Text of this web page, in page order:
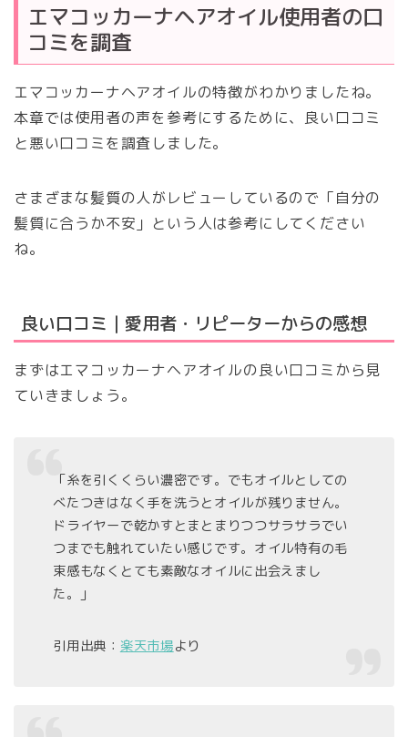
エマコッカーナヘアオイル使用者の口
コミを調査
エマコッカーナヘアオイルの特徴がわかりましたね。
本章では使用者の声を参考にするために、良い口コミ
と悪い口コミを調査しました。
さまざまな髪質の人がレビューしているので「自分の
髪質に合うか不安」という人は参考にしてください
ね。
良い口コミ｜愛用者・リピーターからの感想
まずはエマコッカーナヘアオイルの良い口コミから見
ていきましょう。
「糸を引くくらい濃密です。でもオイルとしての
べたつきはなく手を洗うとオイルが残りません。
ドライヤーで乾かすとまとまりつつサラサラでい
つまでも触れていたい感じです。オイル特有の毛
束感もなくとても素敵なオイルに出会えまし
た。」
引用出典： 楽天市場より